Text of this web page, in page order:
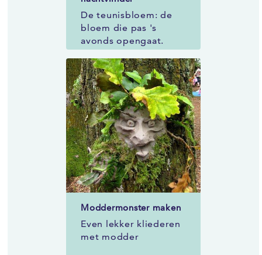
De teunisbloem: de
bloem die pas 's
avonds opengaat.
Moddermonster maken
Even lekker kliederen
met modder